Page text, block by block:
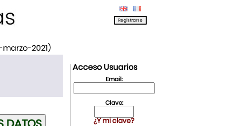
2021)
Acceso Usuarios
Email:
Clave:
¿Y mi clave?